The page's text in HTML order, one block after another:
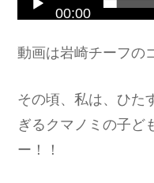
00:00
動画は岩崎チーフの
その頃、私は、ひた
ぎるクマノミの子
ー！！